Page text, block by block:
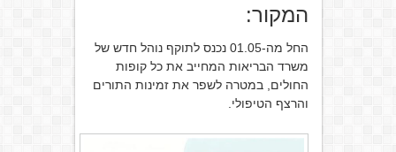
המקור:
החל מה-01.05 נכנס לתוקף נוהל חדש של
משרד הבריאות המחייב את כל קופות
החולים, במטרה לשפר את זמינות התורים
והרצף הטיפולי.